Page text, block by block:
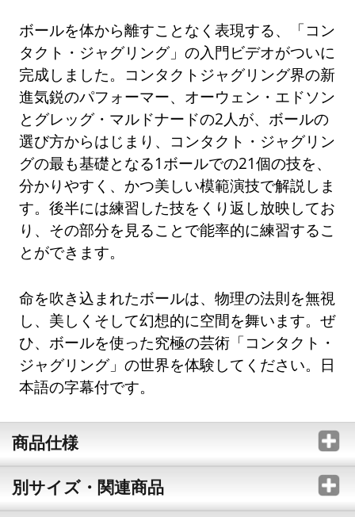
ボールを体から離すことなく表現する、「コン
タクト・ジャグリング」の入門ビデオがついに
完成しました。コンタクトジャグリング界の新
進気鋭のパフォーマー、オーウェン・エドソン
とグレッグ・マルドナードの2人が、ボールの
選び方からはじまり、コンタクト・ジャグリン
グの最も基礎となる1ボールでの21個の技を、
分かりやすく、かつ美しい模範演技で解説しま
す。後半には練習した技をくり返し放映してお
り、その部分を見ることで能率的に練習するこ
とができます。
命を吹き込まれたボールは、物理の法則を無視
し、美しくそして幻想的に空間を舞います。ぜ
ひ、ボールを使った究極の芸術「コンタクト・
ジャグリング」の世界を体験してください。日
本語の字幕付です。
商品仕様
別サイズ・関連商品